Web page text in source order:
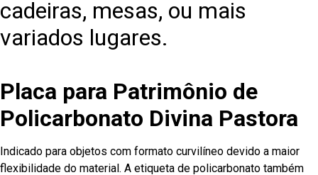
cadeiras, mesas, ou mais
variados lugares.
Placa para Patrimônio de
Policarbonato Divina Pastora
Indicado para objetos com formato curvilíneo devido a maior
flexibilidade do material. A etiqueta de policarbonato também